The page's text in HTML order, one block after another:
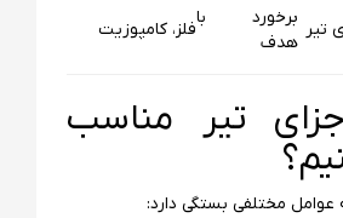
تیر
برخورد با
هدف
فلز، کامپوزیت
تیر مناسب
عوامل مختلفی بستگی دارد: